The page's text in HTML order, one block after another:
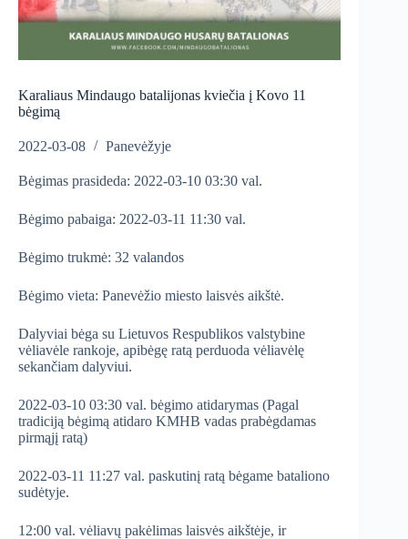
Karaliaus Mindaugo batalijonas kviečia į Kovo 11
bėgimą
2022-03-08 Panevėžyje
Bėgimas prasideda: 2022-03-10 03:30 val.
Bėgimo pabaiga: 2022-03-11 11:30 val.
Bėgimo trukmė: 32 valandos
Bėgimo vieta: Panevėžio miesto laisvės aikštė.
Dalyviai bėga su Lietuvos Respublikos valstybine
vėliavėle rankoje, apibėgę ratą perduoda vėliavėlę
sekančiam dalyviui.
2022-03-10 03:30 val. bėgimo atidarymas (Pagal
tradiciją bėgimą atidaro KMHB vadas prabėgdamas
pirmąjį ratą)
2022-03-11 11:27 val. paskutinį ratą bėgame bataliono
sudėtyje.
12:00 val. vėliavų pakėlimas laisvės aikštėje, ir